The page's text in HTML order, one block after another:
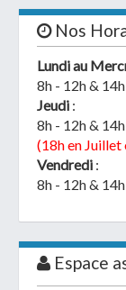
Nos
Lundi au
8h - 12h &
Jeudi :
8h - 12h &
(18h en Juillet
Vendredi :
8h - 12h &
Espace